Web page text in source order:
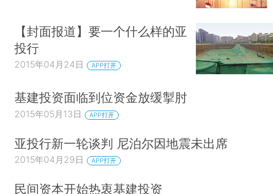
【封面报道】要一个什么样的亚
投行
2015年04月24日 APP打开
基建投资面临到位资金放缓掣肘
2015年05月13日 APP打开
亚投行新一轮谈判 尼泊尔因地震未出席
2015年04月29日 APP打开
民间资本开始热衷基建投资